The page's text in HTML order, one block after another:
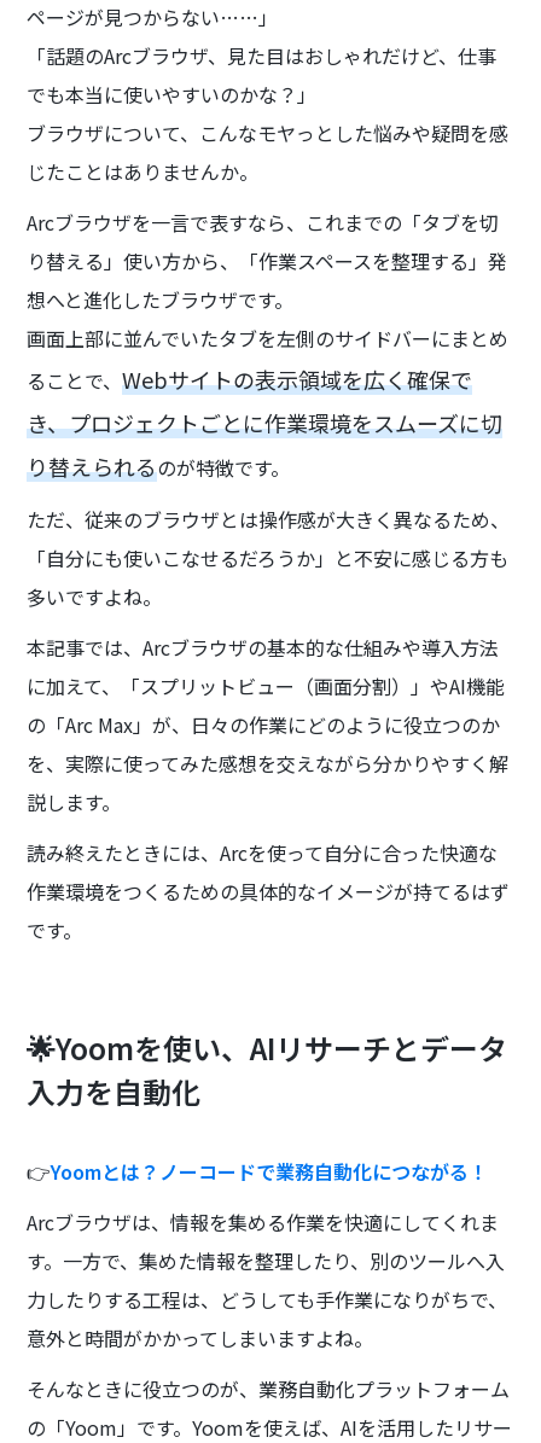
ページが見つからない……」
「話題のArcブラウザ、見た目はおしゃれだけど、仕事
でも本当に使いやすいのかな？」
ブラウザについて、こんなモヤっとした悩みや疑問を感
じたことはありませんか。
Arcブラウザを一言で表すなら、これまでの「タブを切
り替える」使い方から、「作業スペースを整理する」発
想へと進化したブラウザです。
画面上部に並んでいたタブを左側のサイドバーにまとめ
ることで、Webサイトの表示領域を広く確保で
き、プロジェクトごとに作業環境をスムーズに切
り替えられるのが特徴です。
ただ、従来のブラウザとは操作感が大きく異なるため、
「自分にも使いこなせるだろうか」と不安に感じる方も
多いですよね。
本記事では、Arcブラウザの基本的な仕組みや導入方法
に加えて、「スプリットビュー（画面分割）」やAI機能
の「Arc Max」が、日々の作業にどのように役立つのか
を、実際に使ってみた感想を交えながら分かりやすく解
説します。
読み終えたときには、Arcを使って自分に合った快適な
作業環境をつくるための具体的なイメージが持てるはず
です。
🌟Yoomを使い、AIリサーチとデータ
入力を自動化
👉Yoomとは？ノーコードで業務自動化につながる！
Arcブラウザは、情報を集める作業を快適にしてくれま
す。一方で、集めた情報を整理したり、別のツールへ入
力したりする工程は、どうしても手作業になりがちで、
意外と時間がかかってしまいますよね。
そんなときに役立つのが、業務自動化プラットフォーム
の「Yoom」です。Yoomを使えば、AIを活用したリサー